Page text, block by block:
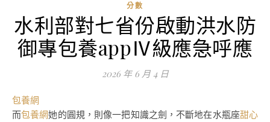
分數
水利部對七省份啟動洪水防
御專包養appⅣ級應急呼應
2026 年 6 月 4 日
包養網
而包養網她的圓規，則像一把知識之劍，不斷地在水瓶座甜心
0